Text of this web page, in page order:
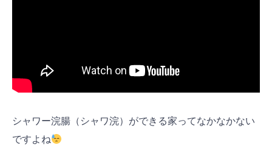
シャワー浣腸（シャワ浣）ができる家ってなかなかない
ですよね